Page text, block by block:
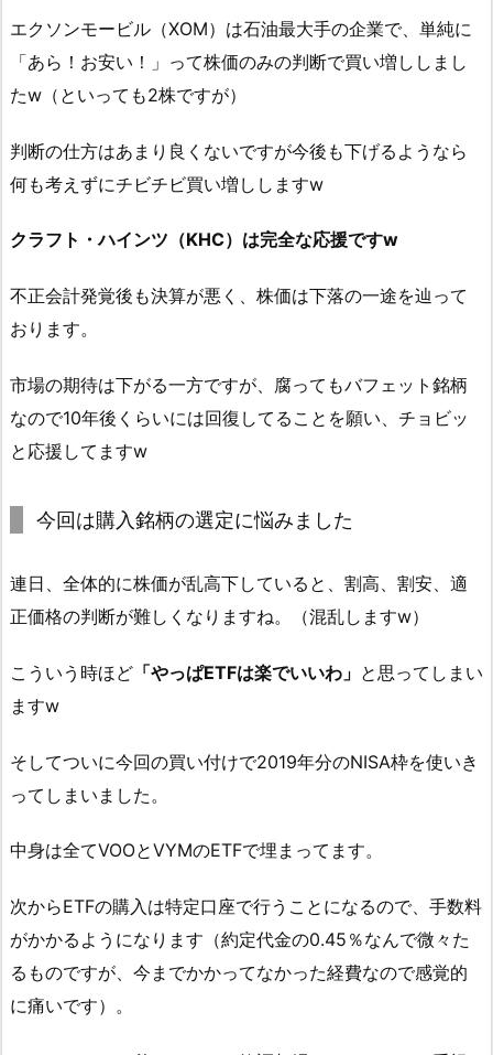
エクソンモービル（XOM）は石油最大手の企業で、単純に
「あら！お安い！」って株価のみの判断で買い増ししまし
たw（といっても2株ですが）
判断の仕方はあまり良くないですが今後も下げるようなら
何も考えずにチビチビ買い増ししますw
クラフト・ハインツ（KHC）は完全な応援ですw
不正会計発覚後も決算が悪く、株価は下落の一途を辿って
おります。
市場の期待は下がる一方ですが、腐ってもバフェット銘柄
なので10年後くらいには回復してることを願い、チョビッ
と応援してますw
今回は購入銘柄の選定に悩みました
連日、全体的に株価が乱高下していると、割高、割安、適
正価格の判断が難しくなりますね。（混乱しますw）
こういう時ほど 「やっぱETFは楽でいいわ」 と思ってしまい
ますw
そしてついに今回の買い付けで2019年分のNISA枠を使いき
ってしまいました。
中身は全てVOOとVYMのETFで埋まってます。
次からETFの購入は特定口座で行うことになるので、手数料
がかかるようになります（約定代金の0.45％なんで微々た
るものですが、今までかかってなかった経費なので感覚的
に痛いです）。